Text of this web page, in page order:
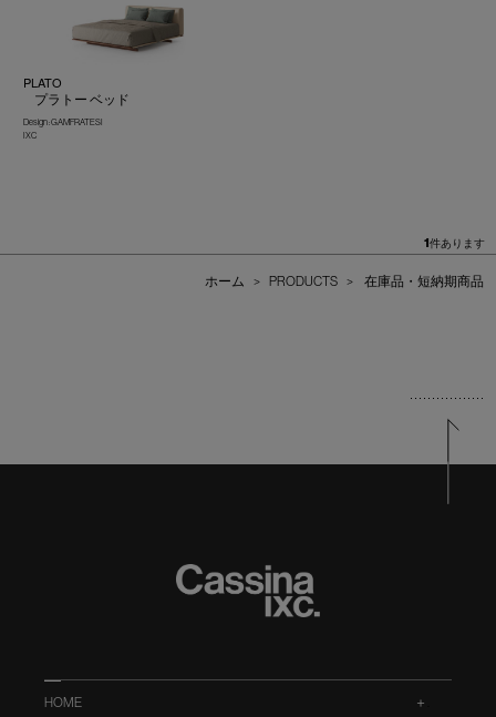
PLATO
プラトー ベッド
Design : GAMFRATESI
IXC
1件あります
ホーム > PRODUCTS > 在庫品・短納期商品
HOME